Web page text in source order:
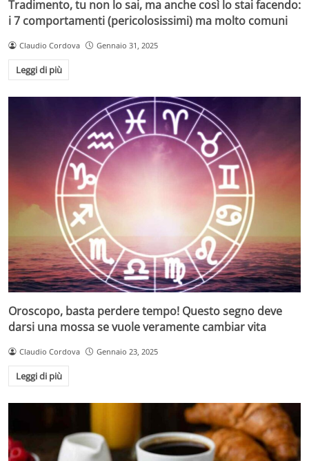
Tradimento, tu non lo sai, ma anche così lo stai facendo:
i 7 comportamenti (pericolosissimi) ma molto comuni
Claudio Cordova Gennaio 31, 2025
Leggi di più
Oroscopo, basta perdere tempo! Questo segno deve
darsi una mossa se vuole veramente cambiar vita
Claudio Cordova Gennaio 23, 2025
Leggi di più